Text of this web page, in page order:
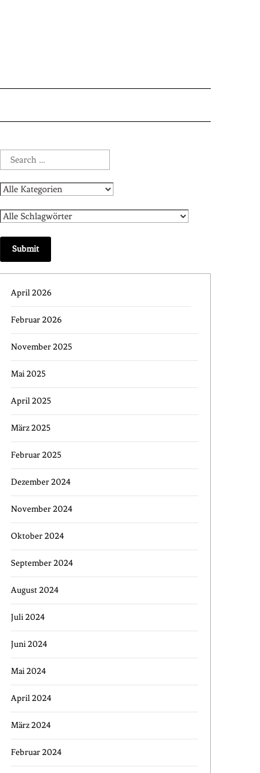
April 2026
Februar 2026
November 2025
Mai 2025
April 2025
März 2025
Februar 2025
Dezember 2024
November 2024
Oktober 2024
September 2024
August 2024
Juli 2024
Juni 2024
Mai 2024
April 2024
März 2024
Februar 2024